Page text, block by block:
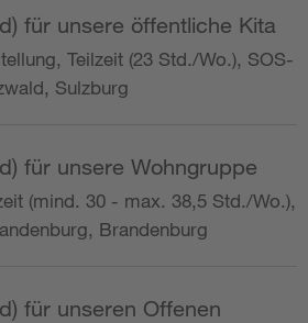
für unsere öffentliche Kita
Teilzeit (23 Std./Wo.), SOS-
Sulzburg
für unsere Wohngruppe
(mind. 30 - max. 38,5 Std./Wo.),
Brandenburg
für unseren Offenen